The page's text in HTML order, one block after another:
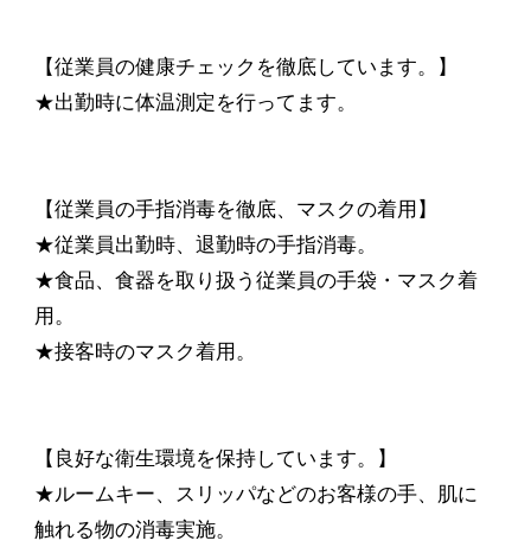
【従業員の健康チェックを徹底しています。】
★出勤時に体温測定を行ってます。
【従業員の手指消毒を徹底、マスクの着用】
★従業員出勤時、退勤時の手指消毒。
★食品、食器を取り扱う従業員の手袋・マスク着
用。
★接客時のマスク着用。
【良好な衛生環境を保持しています。】
★ルームキー、スリッパなどのお客様の手、肌に
触れる物の消毒実施。